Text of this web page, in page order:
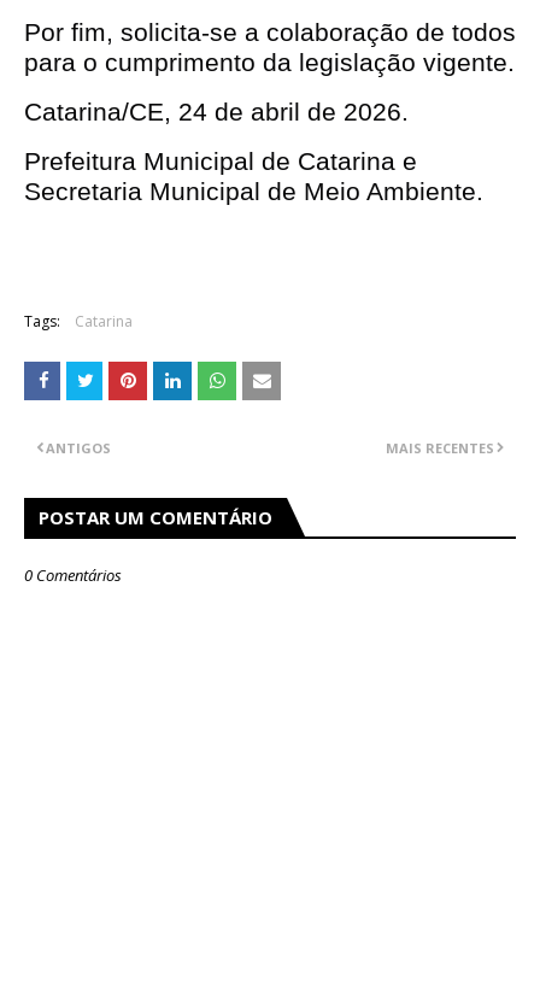
Por fim, solicita-se a colaboração de todos
para o cumprimento da legislação vigente.
Catarina/CE, 24 de abril de 2026.
Prefeitura Municipal de Catarina e
Secretaria Municipal de Meio Ambiente.
Tags: Catarina
MAIS RECENTES
ANTIGOS
POSTAR UM COMENTÁRIO
0 Comentários